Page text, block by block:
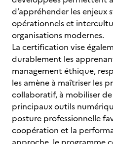
d’appréhender les enjeux
opérationnels et
organisations modernes.
La certification vise
durablement les
management éthique,
les amène à maîtriser les
collaboratif, à mobiliser
principaux outils
posture professionnelle
coopération et la